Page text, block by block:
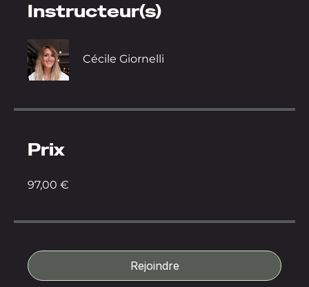
Instructeur(s)
Cécile Giornelli
Prix
97,00 €
Rejoindre